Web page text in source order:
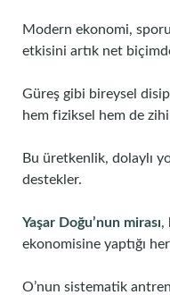
Modern ekonomi,
etkisini artık net
Güreş gibi bireysel
hem fiziksel hem de
Bu üretkenlik, dolaylı
destekler.
Yaşar Doğu’nun mirası,
ekonomisine yaptığı
O’nun sistematik